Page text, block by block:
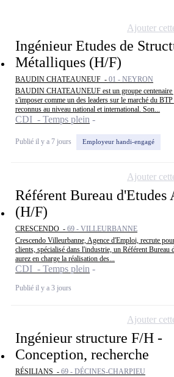
Ingénieur Etudes de
Métalliques (H/F)
BAUDIN CHATEAUNEUF - 01 - NEYRON
BAUDIN CHATEAUNEUF est un groupe centenaire
s'imposer comme un des leaders sur le marché du
reconnus au niveau national et international. Son...
CDI - Temps plein
Publié il y a 7 jours Employeur handi-engagé
Ajouter
Référent Bureau d'Etudes
(H/F)
CRESCENDO - 69 - VILLEURBANNE
Crescendo Villeurbanne, Agence d'Emploi, recrute
clients, spécialisé dans l'industrie, un Référent Bureau
aurez en charge la réalisation des...
CDI - Temps plein
Publié il y a 3 jours
Ajouter
Ingénieur structure F/H -
Conception, recherche
RÉSILIANS - 69 - DÉCINES-CHARPIEU
Ajouter